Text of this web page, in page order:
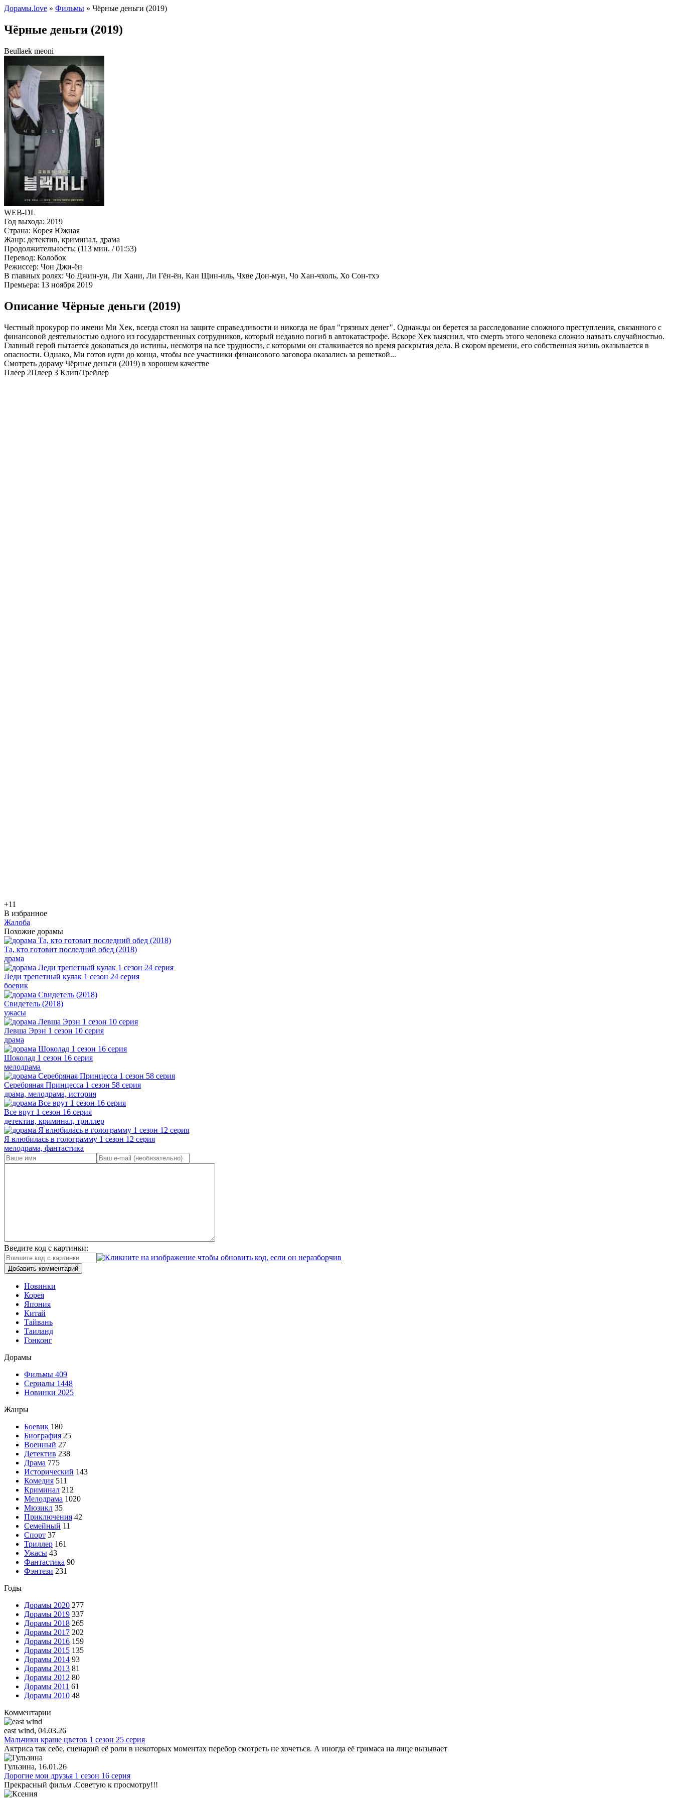
Дорамы.love » Фильмы » Чёрные деньги (2019)
Чёрные деньги (2019)
Beullaek meoni
WEB-DL
Год выхода: 2019
Страна: Корея Южная
Жанр: детектив, криминал, драма
Продолжительность: (113 мин. / 01:53)
Перевод: Колобок
Режиссер: Чон Джи-ён
В главных ролях: Чо Джин-ун, Ли Хани, Ли Гён-ён, Кан Щин-иль, Чхве Дон-мун, Чо Хан-чхоль, Хо Сон-тхэ
Премьера: 13 ноября 2019
Описание Чёрные деньги (2019)
Честный прокурор по имени Ми Хек, всегда стоял на защите справедливости и никогда не брал "грязных денег". Однажды он берется за расследование сложного преступления, связанного с
финансовой деятельностью одного из государственных сотрудников, который недавно погиб в автокатастрофе. Вскоре Хек выяснил, что смерть этого человека сложно назвать случайностью.
Главный герой пытается докопаться до истины, несмотря на все трудности, с которыми он сталкивается во время раскрытия дела. В скором времени, его собственная жизнь оказывается в
опасности. Однако, Ми готов идти до конца, чтобы все участники финансового заговора оказались за решеткой...
Смотреть дораму Чёрные деньги (2019) в хорошем качестве
Плеер 2Плеер 3 Клип/Трейлер
+11
В избранное
Жалоба
Похожие дорамы
Та, кто готовит последний обед (2018)
драма
Леди трепетный кулак 1 сезон 24 серия
боевик
Свидетель (2018)
ужасы
Левша Эрэн 1 сезон 10 серия
драма
Шоколад 1 сезон 16 серия
мелодрама
Серебряная Принцесса 1 сезон 58 серия
драма, мелодрама, история
Все врут 1 сезон 16 серия
детектив, криминал, триллер
Я влюбилась в голограмму 1 сезон 12 серия
мелодрама, фантастика
Введите код с картинки:
Добавить комментарий
Новинки
Корея
Япония
Китай
Тайвань
Таиланд
Гонконг
Дорамы
Фильмы 409
Сериалы 1448
Новинки 2025
Жанры
Боевик 180
Биография 25
Военный 27
Детектив 238
Драма 775
Исторический 143
Комедия 511
Криминал 212
Мелодрама 1020
Мюзикл 35
Приключения 42
Семейный 11
Спорт 37
Триллер 161
Ужасы 43
Фантастика 90
Фэнтези 231
Годы
Дорамы 2020 277
Дорамы 2019 337
Дорамы 2018 265
Дорамы 2017 202
Дорамы 2016 159
Дорамы 2015 135
Дорамы 2014 93
Дорамы 2013 81
Дорамы 2012 80
Дорамы 2011 61
Дорамы 2010 48
Комментарии
east wind, 04.03.26
Мальчики краше цветов 1 сезон 25 серия
Актриса так себе, сценарий её роли в некоторых моментах перебор смотреть не хочеться. А иногда её гримаса на лице вызывает
Гульзина, 16.01.26
Дорогие мои друзья 1 сезон 16 серия
Прекрасный фильм .Советую к просмотру!!!